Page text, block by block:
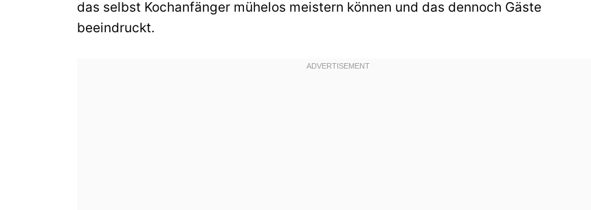
das selbst Kochanfänger mühelos meistern können und das dennoch Gäste
beeindruckt.